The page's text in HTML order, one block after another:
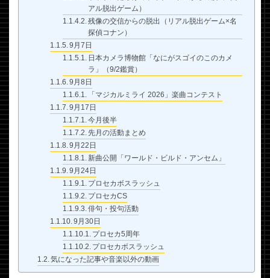
アル脱出ゲーム）
残像の交信からの脱出（リアル脱出ゲーム×名
探偵コナン）
9月7日
日本カメラ博物館「なにがスゴイのこのカメ
ラ」（9/2鑑賞）
9月8日
「マジカルミライ 2026」楽曲コンテスト
9月17日
今月後半
先月の活動まとめ
9月22日
新曲公開「ワールド・ビルド・アンセム」
9月24日
プロセカボスラッシュ
プロセカCS
俳句・投句活動
9月30日
プロセカ5周年
プロセカボスラッシュ
気になった記事や音楽以外の動画